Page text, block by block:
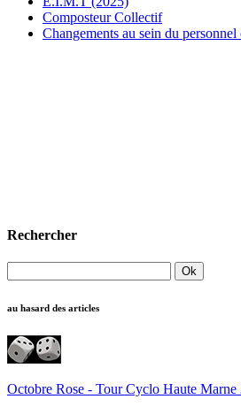
Composteur Collectif
Changements au sein du
Rechercher
au hasard des articles
Octobre Rose - Tour Cyclo Haute Marne